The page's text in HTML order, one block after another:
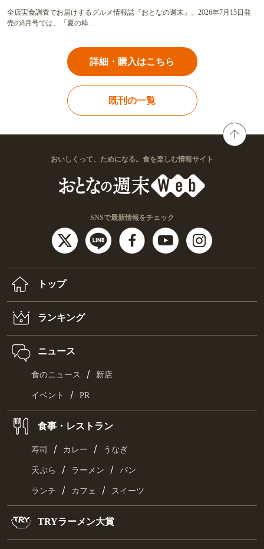
全店実食調査でお届けするグルメ情報誌『おとなの週末』。2026年7月15日発
売の8月号では、「夏の粋…
詳細・購入はこちら
既刊の一覧
おいしくって、ためになる。食を楽しむ情報サイト
SNSで最新情報をチェック
トップ
ランキング
ニュース
食のニュース / 新店
イベント / PR
食事・レストラン
寿司 / カレー / うなぎ
天ぷら / ラーメン / パン
ランチ / カフェ / スイーツ
TRYラーメン大賞